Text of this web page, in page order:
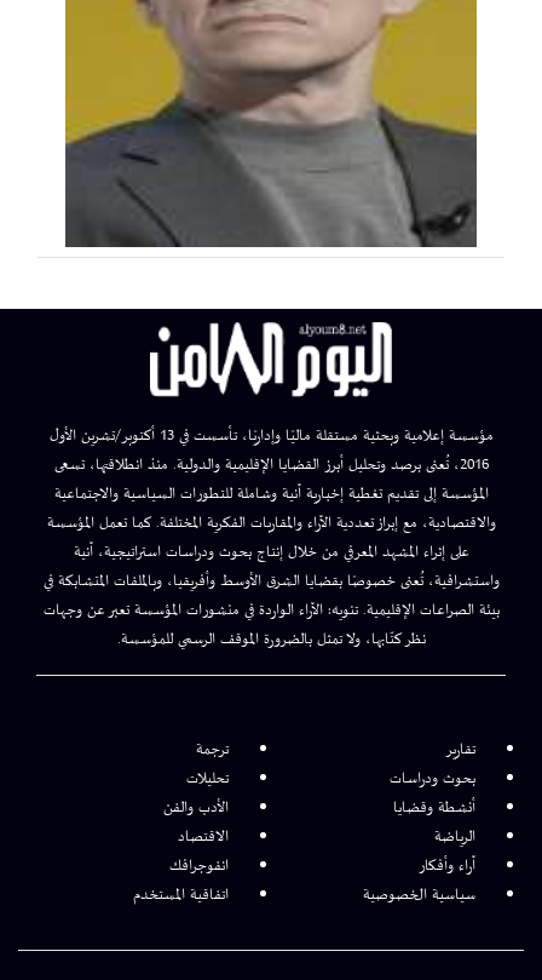
مؤسسة إعلامية وبحثية مستقلة ماليًا وإداريًا، تأسست في 13 أكتوبر/تشرين الأول
2016، تُعنى برصد وتحليل أبرز القضايا الإقليمية والدولية. منذ انطلاقتها، تسعى
المؤسسة إلى تقديم تغطية إخبارية آنية وشاملة للتطورات السياسية والاجتماعية
والاقتصادية، مع إبراز تعددية الآراء والمقاربات الفكرية المختلفة. كما تعمل المؤسسة
على إثراء المشهد المعرفي من خلال إنتاج بحوث ودراسات استراتيجية، آنية
واستشرافية، تُعنى خصوصًا بقضايا الشرق الأوسط وأفريقيا، وبالملفات المتشابكة في
بيئة الصراعات الإقليمية. تنويه: الآراء الواردة في منشورات المؤسسة تعبر عن وجهات
نظر كتّابها، ولا تمثل بالضرورة الموقف الرسمي للمؤسسة.
تقارير
ترجمة
بحوث ودراسات
تحليلات
أنشطة وقضايا
الأدب والفن
الرياضة
الاقتصاد
آراء وأفكار
انفوجرافك
سياسية الخصوصية
اتفاقية المستخدم